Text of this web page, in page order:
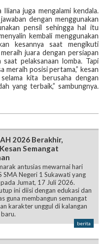
juga mengalami kendala.
dengan menggunakan
pensil sehingga hal itu
kembali menggunakan
kesannya saat mengikuti
juara dengan persiapan
pelaksanaan lomba. Tapi
meraih posisi pertama,” kesan
kita berusaha dengan
yang terbaik,” sambungnya.
2026 Berakhir,
Semangat
antusias mewarnai hari
SMA Negeri 1 Sukawati yang
Jumat, 17 Juli 2026.
ini diisi dengan edukasi dan
guna membangun semangat
karakter unggul di kalangan
berita